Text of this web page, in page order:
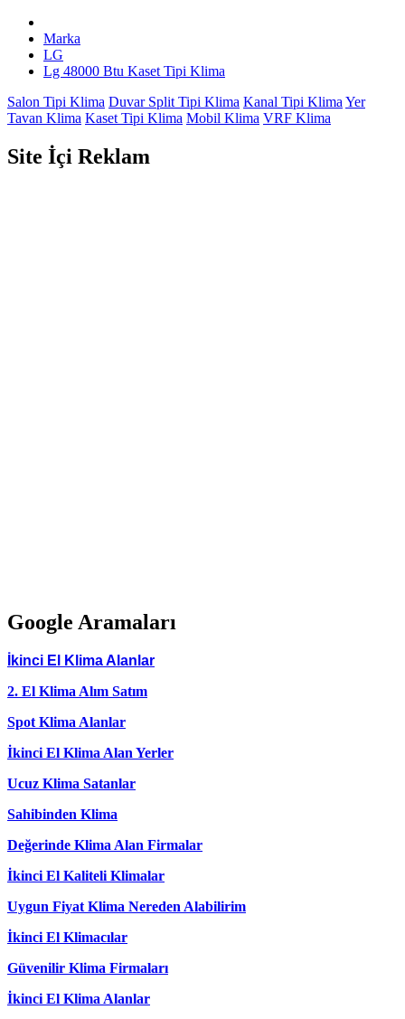
Marka
LG
Lg 48000 Btu Kaset Tipi Klima
Salon Tipi Klima Duvar Split Tipi Klima Kanal Tipi Klima Yer
Tavan Klima Kaset Tipi Klima Mobil Klima VRF Klima
Site İçi Reklam
Google Aramaları
İkinci El Klima Alanlar
2. El Klima Alım Satım
Spot Klima Alanlar
İkinci El Klima Alan Yerler
Ucuz Klima Satanlar
Sahibinden Klima
Değerinde Klima Alan Firmalar
İkinci El Kaliteli Klimalar
Uygun Fiyat Klima Nereden Alabilirim
İkinci El Klimacılar
Güvenilir Klima Firmaları
İkinci El Klima Alanlar